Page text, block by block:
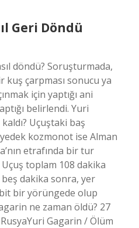
Geri Döndü
döndü? Soruşturmada,
kuş çarpması sonucu ya
için yaptığı ani
belirlendi. Yuri
Uçuştaki baş
kozmonot ise Alman
etrafında bir tur
toplam 108 dakika
dakika sonra, yer
bir yörüngede olup
ne zaman öldü? 27
Gagarin / Ölüm